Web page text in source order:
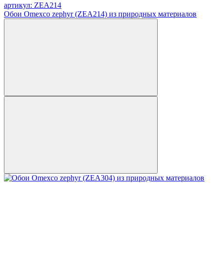
артикул: ZEA214
Обои Omexco zephyr (ZEA214) из природных материалов